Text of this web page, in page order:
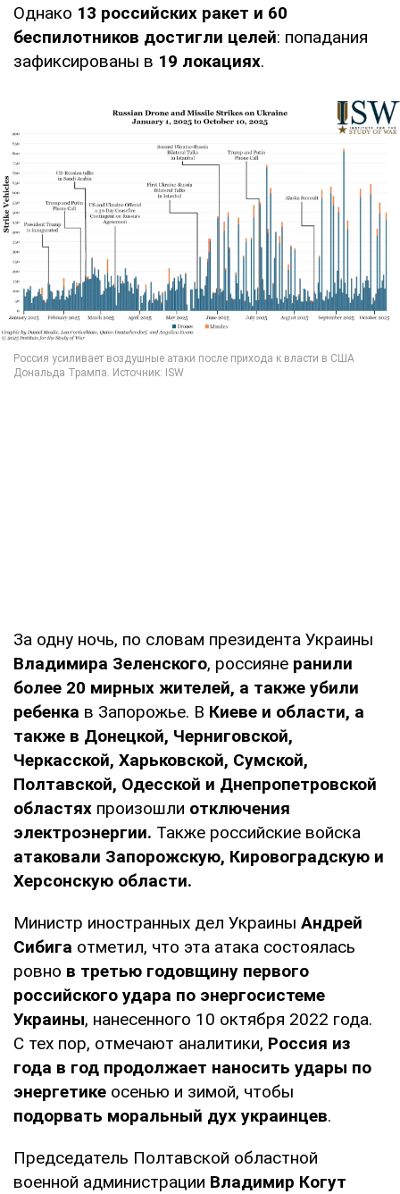
Однако 13 российских ракет и 60
беспилотников достигли целей: попадания
зафиксированы в 19 локациях.
За одну ночь, по словам президента Украины
Владимира Зеленского, россияне ранили
более 20 мирных жителей, а также убили
ребенка в Запорожье. В Киеве и области, а
также в Донецкой, Черниговской,
Черкасской, Харьковской, Сумской,
Полтавской, Одесской и Днепропетровской
областях произошли отключения
электроэнергии. Также российские войска
атаковали Запорожскую, Кировоградскую и
Херсонскую области.
Министр иностранных дел Украины Андрей
Сибига отметил, что эта атака состоялась
ровно в третью годовщину первого
российского удара по энергосистеме
Украины, нанесенного 10 октября 2022 года.
С тех пор, отмечают аналитики, Россия из
года в год продолжает наносить удары по
энергетике осенью и зимой, чтобы
подорвать моральный дух украинцев.
Председатель Полтавской областной
военной администрации Владимир Когут